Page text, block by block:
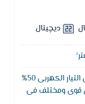
ديچيتال
يتميز تكييف ميديا انفرتر بالتوفير فى التيار الكهربى 50%
قوى ومختلف فى